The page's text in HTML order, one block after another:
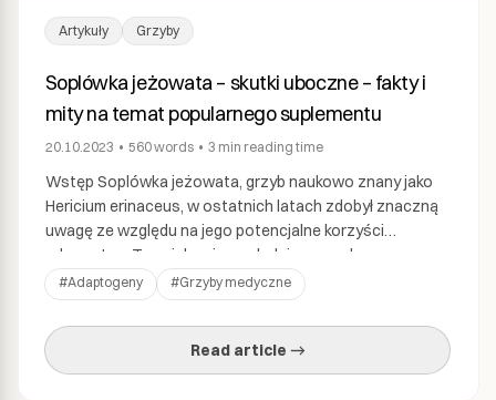
Artykuły Grzyby
Soplówka jeżowata – skutki uboczne – fakty i
mity na temat popularnego suplementu
20.10.2023 • 560words • 3 min reading time
Wstęp Soplówka jeżowata, grzyb naukowo znany jako
Hericium erinaceus, w ostatnich latach zdobył znaczną
uwagę ze względu na jego potencjalne korzyści
zdrowotne. Ten ciekawie wyglądający grzyb,
przypominający grzywę lwa, był używany przez wieki w
tradycyjnej medycynie chińskiej. Zyskał reputację
naturalnego nootropu, oferującego potencjalne korzyści
kognitywne i neurologiczne. Jednak, jak w przypadku
wielu suplementów diety lub […]
#Adaptogeny #Grzyby medyczne
Read article →